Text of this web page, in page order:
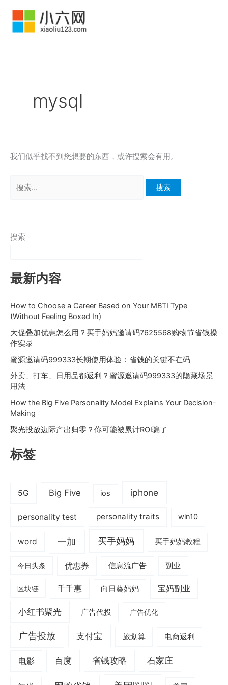
mysql
我们似乎找不到您想要的东西，或许搜索会有用。
索：
搜索
最新内容
How to Choose a Career Based on Your MBTI Type
(Without Feeling Boxed In)
大促叠加优惠怎么用？买手妈妈邀请码7625568购物节省钱操
作实录
蜜源邀请码999333长期使用体验：省钱的关键不在码
外卖、打车、日用品都返利？蜜源邀请码999333的隐藏场景
用法
How the Big Five Personality Model Explains Your Decision-
Making
聚光投放边际产出归零？你可能被累计ROI骗了
标签
5G Big Five ios iphone
personality test personality traits win10
word 一加 买手妈妈 买手妈妈教程
今日头条 优惠券 信息流广告 副业
区块链 千千惠 向日葵妈妈 宝妈副业
小红书聚光 广告代投 广告优化
广告投放 支付宝 旅划算 电商返利
电影 百度 省钱攻略 石家庄